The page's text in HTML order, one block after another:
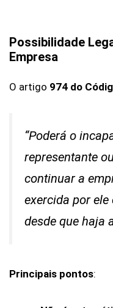
Possibilidade
Empresa
O artigo 974 do
“Poderá o
representante
continuar a
exercida por
desde que haja
Principais pontos: